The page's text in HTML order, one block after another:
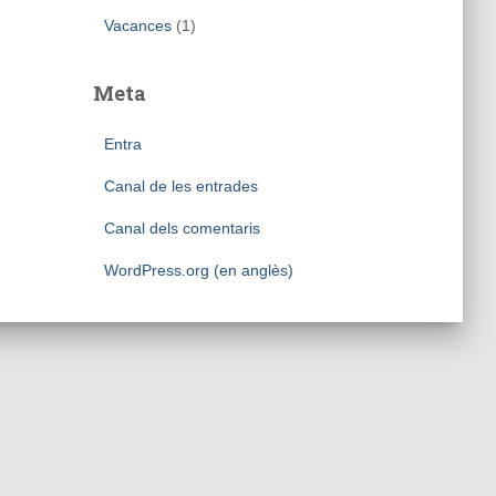
Vacances(1)
Meta
Entra
Canal de les entrades
Canal dels comentaris
WordPress.org (en anglès)